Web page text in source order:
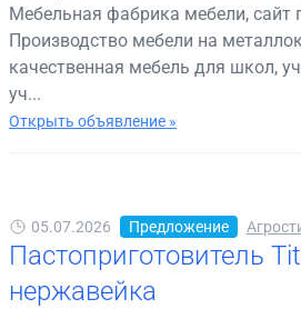
Мебельная фабрика мебели, сайт
Производство мебели на
качественная мебель для школ,
уч...
Открыть объявление »
05.07.2026 Предложение
Пастоприготовитель
нержавейка